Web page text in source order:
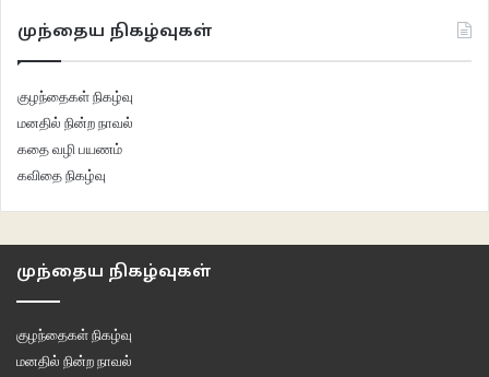
முந்தைய நிகழ்வுகள்
குழந்தைகள் நிகழ்வு
மனதில் நின்ற நாவல்
கதை வழி பயணம்
கவிதை நிகழ்வு
முந்தைய நிகழ்வுகள்
குழந்தைகள் நிகழ்வு
மனதில் நின்ற நாவல்